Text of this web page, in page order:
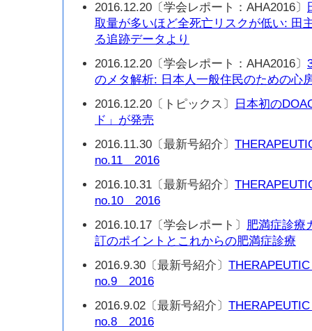
2016.12.20〔学会レポート：AHA2016〕
取量が多いほど全死亡リスクが低い: 田
る追跡データより
2016.12.20〔学会レポート：AHA2016〕
のメタ解析: 日本人一般住民のための心
2016.12.20〔トピックス〕
日本初の
ド」が発売
2016.11.30〔最新号紹介〕
no.11 2016
2016.10.31〔最新号紹介〕
no.10 2016
2016.10.17〔学会レポート〕 肥満症診療
訂のポイントとこれからの肥満症診療
2016.9.30〔最新号紹介〕
no.9 2016
2016.9.02〔最新号紹介〕
no.8 2016